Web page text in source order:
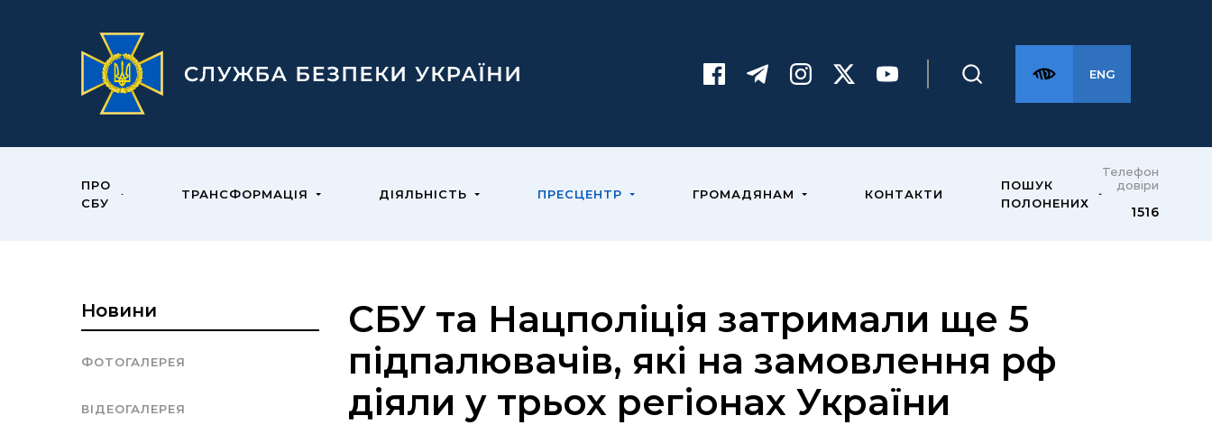
ENG
ПРО
СБУ
ТРАНСФОРМАЦІЯ ДІЯЛЬНІСТЬ ПРЕСЦЕНТР ГРОМАДЯНАМ КОНТАКТИ
ПОШУК
ПОЛОНЕНИХ
Телефон
довіри
1516
Новини
ФОТОГАЛЕРЕЯ
ВІДЕОГАЛЕРЕЯ
СБУ та Нацполіція затримали ще 5
підпалювачів, які на замовлення рф
діяли у трьох регіонах України